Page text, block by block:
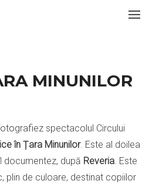
MINUNILOR
spectacolul Circului
în Țara Minunilor. Este al doilea
documentez, după Reveria. Este
plin de culoare, destinat copiilor